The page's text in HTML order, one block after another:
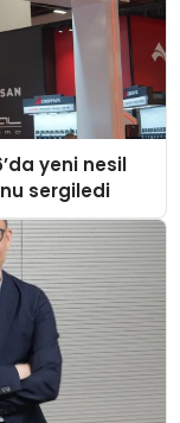
yeni nesil
sergiledi